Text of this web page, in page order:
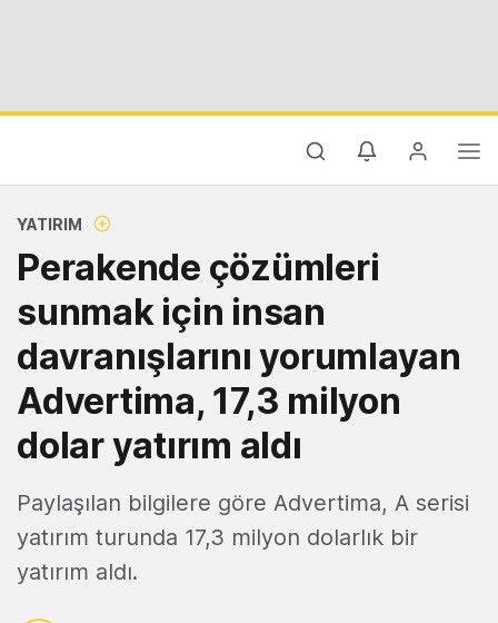
YATIRIM
Perakende çözümleri
sunmak için insan
davranışlarını yorumlayan
Advertima, 17,3 milyon
dolar yatırım aldı
Paylaşılan bilgilere göre Advertima, A serisi
yatırım turunda 17,3 milyon dolarlık bir
yatırım aldı.